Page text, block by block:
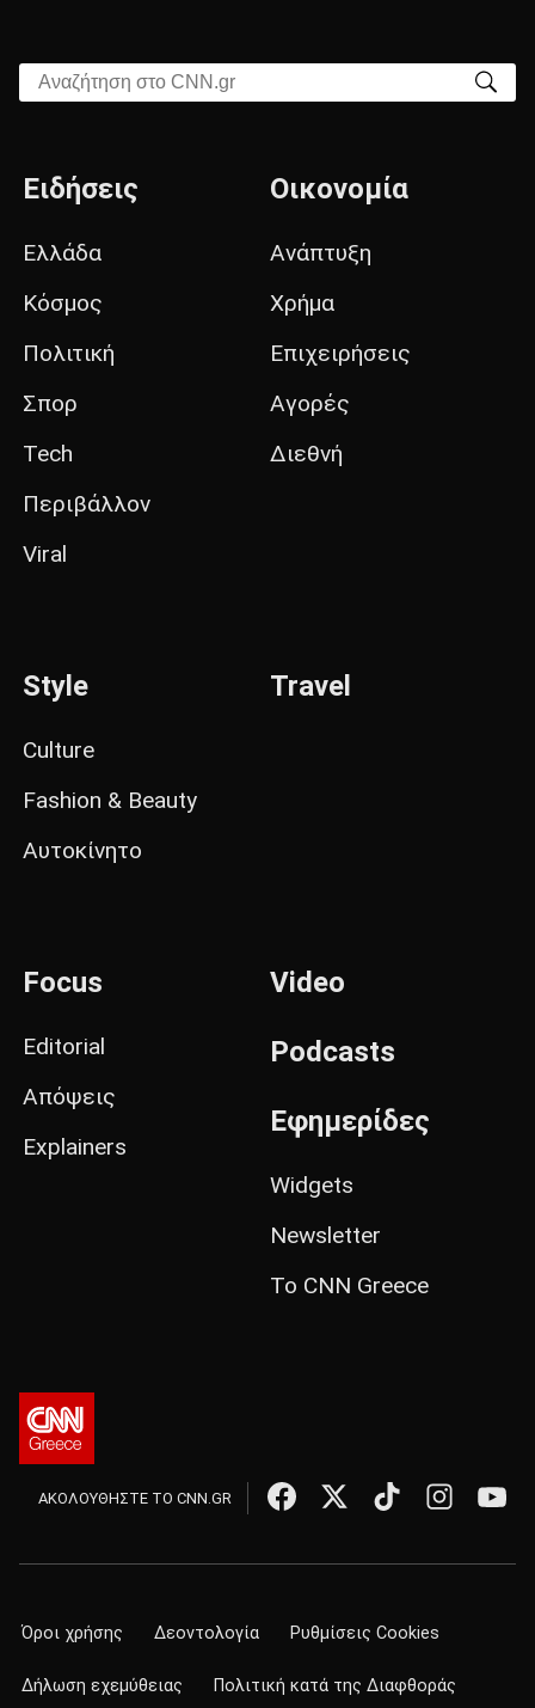
Αναζήτηση στο CNN.gr
Ειδήσεις
Ελλάδα
Κόσμος
Πολιτική
Σπορ
Tech
Περιβάλλον
Viral
Οικονομία
Ανάπτυξη
Χρήμα
Επιχειρήσεις
Αγορές
Διεθνή
Style
Culture
Fashion & Beauty
Αυτοκίνητο
Travel
Focus
Editorial
Απόψεις
Explainers
Video
Podcasts
Εφημερίδες
Widgets
Newsletter
Το CNN Greece
ΑΚΟΛΟΥΘΗΣΤΕ ΤΟ CNN.GR
Όροι χρήσης Δεοντολογία Ρυθμίσεις Cookies
Δήλωση εχεμύθειας Πολιτική κατά της Διαφθοράς